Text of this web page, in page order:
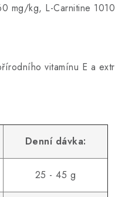
mg/kg, L-Carnitine
vitamínu E a
Denní dávka:
25 - 45 g